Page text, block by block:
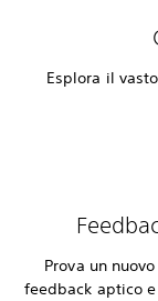
Esplora il
Prova un
feedback aptico